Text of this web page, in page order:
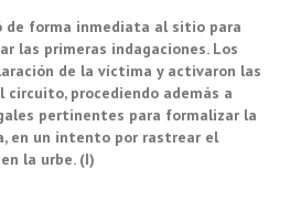
de forma inmediata al sitio para
las primeras indagaciones. Los
de la víctima y activaron las
procediendo además a
pertinentes para formalizar la
en un intento por rastrear el
la urbe. (I)